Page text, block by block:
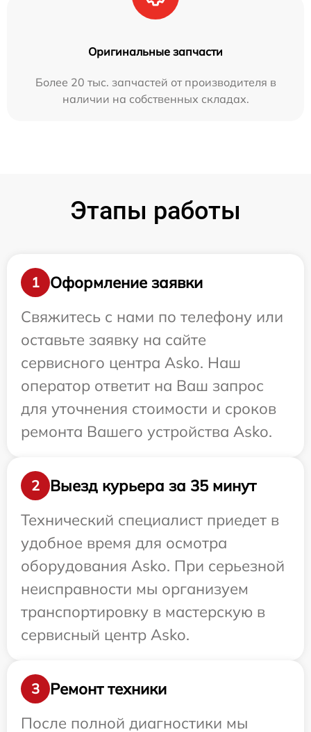
Оригинальные запчасти
Более 20 тыс. запчастей от производителя в
наличии на собственных складах.
Этапы работы
1
Оформление заявки
Свяжитесь с нами по телефону или
оставьте заявку на сайте
сервисного центра Asko. Наш
оператор ответит на Ваш запрос
для уточнения стоимости и сроков
ремонта Вашего устройства Asko.
2
Выезд курьера за 35 минут
Технический специалист приедет в
удобное время для осмотра
оборудования Asko. При серьезной
неисправности мы организуем
транспортировку в мастерскую в
сервисный центр Asko.
3
Ремонт техники
После полной диагностики мы